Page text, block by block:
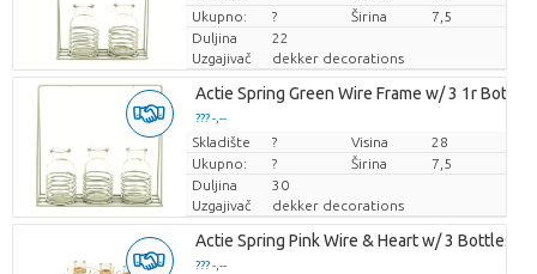
Ukupno:
? Širina
7,5
Duljina
22
Uzgajivač
dekker decorations
Actie Spring Green Wire Frame w/ 3 1r Bottles
??? -,--
Cijena po komadu
Skladište ? Visina
28
Ukupno:
? Širina
7,5
Duljina
30
Uzgajivač
dekker decorations
Actie Spring Pink Wire & Heart w/ 3 Bottles
??? -,--